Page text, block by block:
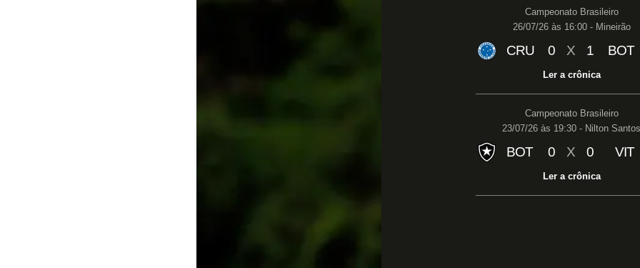
Campeonato Brasileiro
26/07/26 às 16:00 - Mineirão
CRU 0 X 1 BOT
Ler a crônica
Campeonato Brasileiro
23/07/26 às 19:30 - Nilton Santos
BOT 0 X 0 VIT
Ler a crônica